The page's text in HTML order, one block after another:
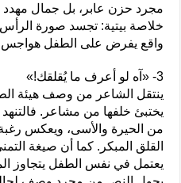
مجرد حزن عابر، بل جمال مهدد
خلاصة بيتية: تجسد صورة
واقع يفرض على الطفل هواجس
3- «آه لو أعرف ما يُقلقك!»
ينتقل الشاعر من وصف هيئة
يختبئ خلفها من مشاعر.
من الحيرة والأسى، ويعكس
القلق المبكر. كما أن صيغة
يعتمل في نفس الطفل يتجاوز